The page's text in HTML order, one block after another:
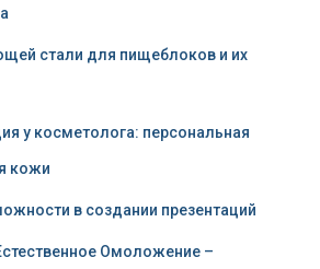
стали для пищеблоков и их
у косметолога: персональная
кожи
в создании презентаций
Омоложение –